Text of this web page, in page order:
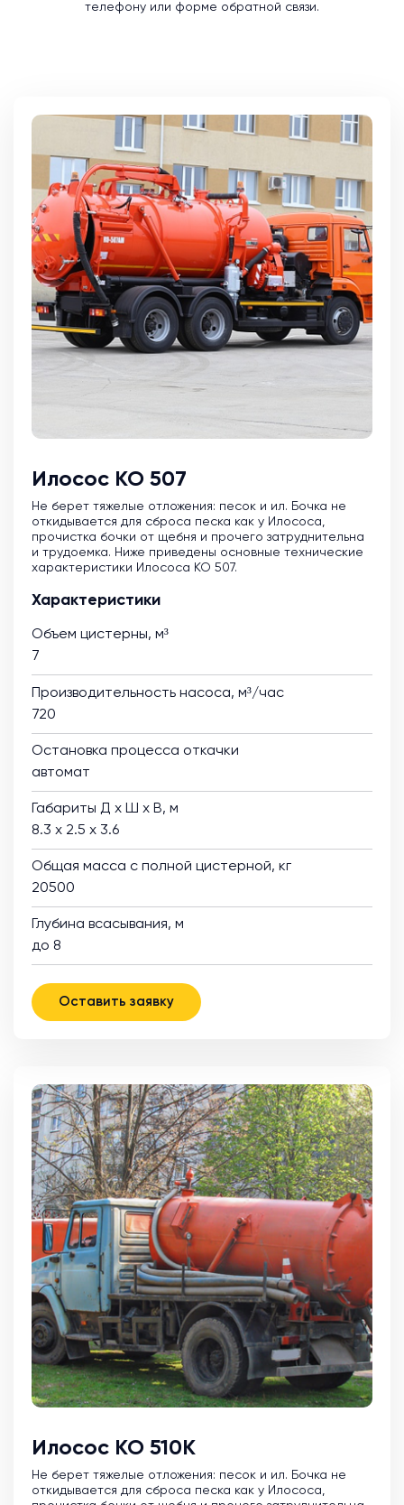
телефону или форме обратной связи.
Илосос КО 507
Не берет тяжелые отложения: песок и ил. Бочка не
откидывается для сброса песка как у Илососа,
прочистка бочки от щебня и прочего затруднительна
и трудоемка. Ниже приведены основные технические
характеристики Илососа КО 507.
Характеристики
Объем цистерны, м³
7
Производительность насоса, м³/час
720
Остановка процесса откачки
автомат
Габариты Д х Ш х В, м
8.3 х 2.5 х 3.6
Общая масса с полной цистерной, кг
20500
Глубина всасывания, м
до 8
Оставить заявку
Илосос КО 510К
Не берет тяжелые отложения: песок и ил. Бочка не
откидывается для сброса песка как у Илососа,